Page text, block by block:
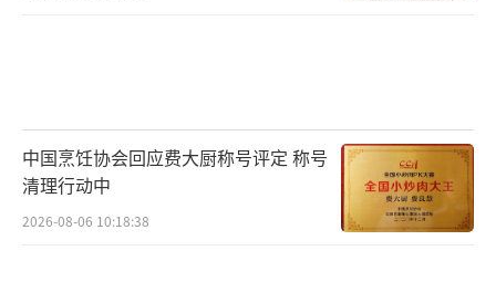
《歌者归来》南昌演唱会开票6挡票价满足
不同需求
作为南昌的英雄之城,此次《歌者归来》南
中国烹饪协会回应费大厨称号评定 称号
清理行动中
2026-08-06 10:18:38